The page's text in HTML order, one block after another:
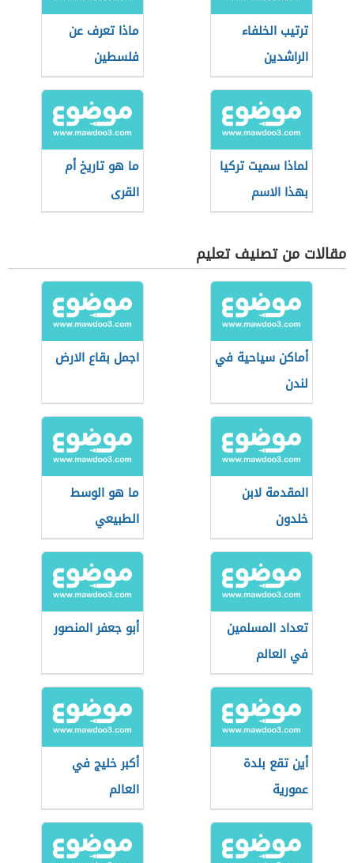
ترتيب الخلفاء
الراشدين
ماذا تعرف عن
فلسطين
لماذا سميت تركيا
بهذا الاسم
ما هو تاريخ أم
القرى
مقالات من تصنيف تعليم
أماكن سياحية في
لندن
اجمل بقاع الارض
المقدمة لابن
خلدون
ما هو الوسط
الطبيعي
تعداد المسلمين
في العالم
أبو جعفر المنصور
أين تقع بلدة
عمورية
أكبر خليج في
العالم